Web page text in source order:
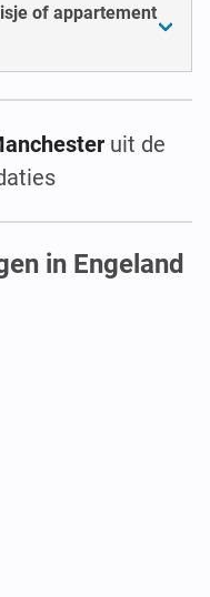
of appartement
uit de
in Engeland